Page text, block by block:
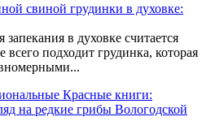
свиной грудинки в духовке:
в духовке считается
подходит грудинка, которая
Красные книги:
на редкие грибы Вологодской